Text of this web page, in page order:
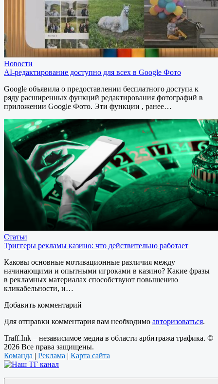
Новости
AI-редактирование доступно для всех в Google Фото
Google объявила о предоставлении бесплатного доступа к
ряду расширенных функций редактирования фотографий в
приложении Google Фото. Эти функции , ранее…
Статьи
Триггеры рекламы казино: что действительно работает
Каковы основные мотивационные различия между
начинающими и опытными игроками в казино? Какие фразы
в рекламных материалах способствуют повышению
кликабельности, и…
Добавить комментарий
Для отправки комментария вам необходимо авторизоваться.
Traff.Ink – независимое медиа в области арбитража трафика. ©
2026 Все права защищены.
Команда | Реклама | Карта сайта